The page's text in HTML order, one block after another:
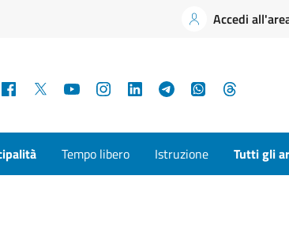
Accedi
Facebook YouTubeInstagramLinkedInTelegramWhatsApp
Tempo libero Istruzione Tutti gli